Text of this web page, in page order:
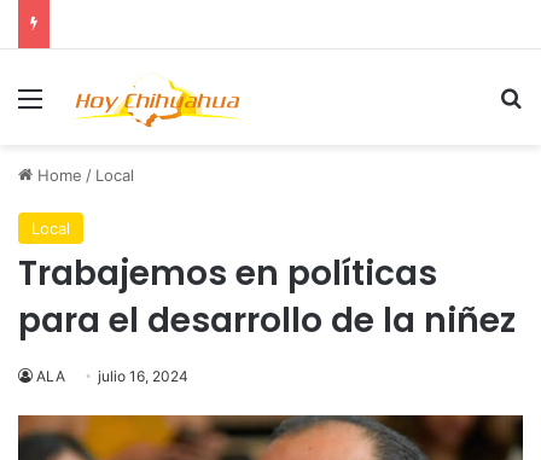
Menu
Home / Local
Local
Trabajemos en políticas
para el desarrollo de la niñez
ALA julio 16, 2024